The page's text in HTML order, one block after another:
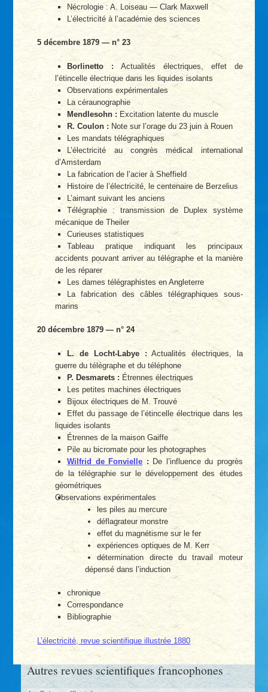
Nécrologie : A. Loiseau — Clark Maxwell
L’électricité à l’académie des sciences
5 décembre 1879 — n° 23
Borlinetto : Actualités électriques, effet de
l’étincelle électrique dans les liquides isolants
Observations expérimentales
La céraunographie
Mendlesohn : Excitation latente du muscle
R. Coulon : Note sur l’orage du 23 juin à Rouen
Les mandats télégraphiques
L’électricité au congrès médical international
d’Amsterdam
La fabrication de l’acier à Sheffield
Histoire de l’électricité, le centenaire de Berzelius
L’aimant suivant les anciens
Télégraphie : transmission de Duplex système
mécanique de Theiler
Curieuses statistiques
Tableau pratique indiquant les principaux
accidents pouvant arriver au télégraphe et la manière
de les réparer
Les dames télégraphistes en Angleterre
La fabrication des câbles télégraphiques sous-
marins
20 décembre 1879 — n° 24
L. de Locht-Labye :Actualités électriques, la
guerre du télégraphe et du téléphone
P. Desmarets : Étrennes électriques
Les petites machines électriques
Bijoux électriques de M. Trouvé
Effet du passage de l’étincelle électrique dans les
liquides isolants
Étrennes de la maison Gaiffe
Pile au bicromate pour les photographes
Wilfrid de Fonvielle :De l’influence du progrès
de la télégraphie sur le développement des études
géométriques
Observations expérimentales
les piles au mercure
déflagrateur monstre
effet du magnétisme sur le fer
expériences optiques de M. Kerr
détermination directe du travail moteur
dépensé dans l’induction
chronique
Correspondance
Bibliographie
L’électricité, revue scientifique illustrée 1880
Autres revues scientifiques francophones